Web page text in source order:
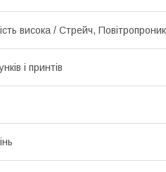
висока / Стрейч,
і принтів